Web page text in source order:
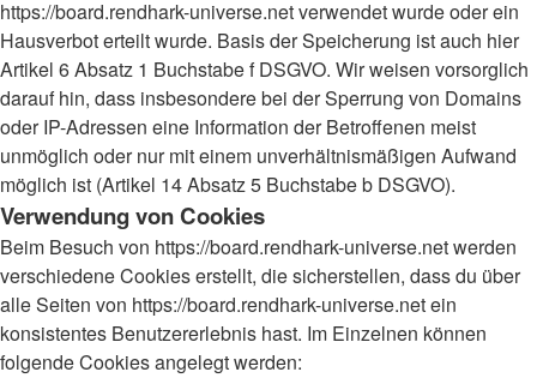
https://board.rendhark-universe.net verwendet wurde oder ein
Hausverbot erteilt wurde. Basis der Speicherung ist auch hier
Artikel 6 Absatz 1 Buchstabe f DSGVO. Wir weisen vorsorglich
darauf hin, dass insbesondere bei der Sperrung von Domains
oder IP-Adressen eine Information der Betroffenen meist
unmöglich oder nur mit einem unverhältnismäßigen Aufwand
möglich ist (Artikel 14 Absatz 5 Buchstabe b DSGVO).
Verwendung von Cookies
Beim Besuch von https://board.rendhark-universe.net werden
verschiedene Cookies erstellt, die sicherstellen, dass du über
alle Seiten von https://board.rendhark-universe.net ein
konsistentes Benutzererlebnis hast. Im Einzelnen können
folgende Cookies angelegt werden: